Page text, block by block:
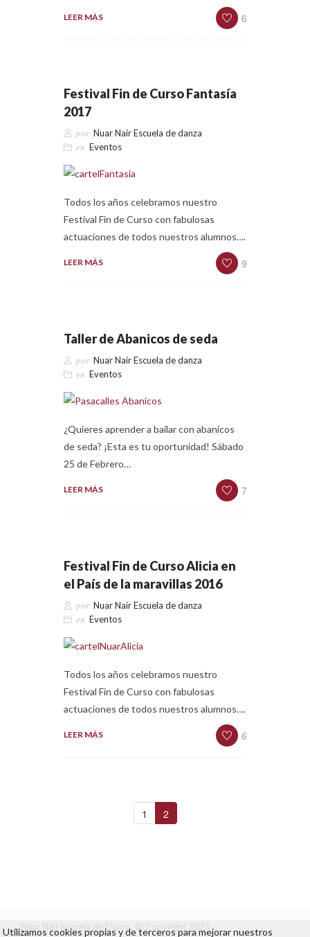
LEER MÁS 6
Festival Fin de Curso Fantasía
2017
por Nuar Nair Escuela de danza
en Eventos
Todos los años celebramos nuestro
Festival Fin de Curso con fabulosas
actuaciones de todos nuestros alumnos….
LEER MÁS 9
Taller de Abanicos de seda
por Nuar Nair Escuela de danza
en Eventos
¿Quieres aprender a bailar con abanicos
de seda? ¡Esta es tu oportunidad! Sábado
25 de Febrero…
LEER MÁS 7
Festival Fin de Curso Alicia en
el País de la maravillas 2016
por Nuar Nair Escuela de danza
en Eventos
Todos los años celebramos nuestro
Festival Fin de Curso con fabulosas
actuaciones de todos nuestros alumnos….
LEER MÁS 6
1 2
Nuar Nair Escuela de Danza. © Copyright 2025
Utilizamos cookies propias y de terceros para mejorar nuestros